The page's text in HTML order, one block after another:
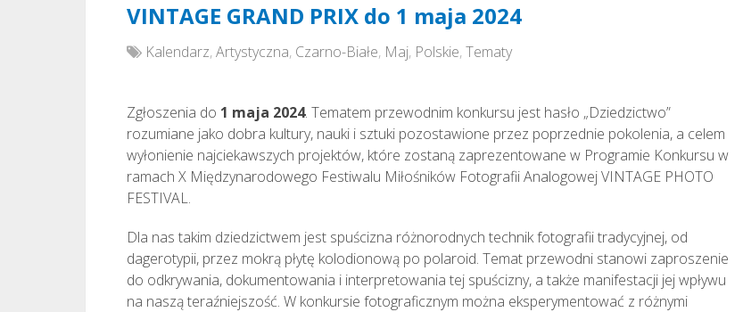
VINTAGE GRAND PRIX do 1 maja 2024
Kalendarz,Artystyczna, Czarno-Białe, Maj, Polskie,Tematy
Zgłoszenia do 1 maja 2024. Tematem przewodnim konkursu jest hasło „Dziedzictwo”
rozumiane jako dobra kultury, nauki i sztuki pozostawione przez poprzednie pokolenia, a celem
wyłonienie najciekawszych projektów, które zostaną zaprezentowane w Programie Konkursu w
ramach X Międzynarodowego Festiwalu Miłośników Fotografii Analogowej VINTAGE PHOTO
FESTIVAL.
Dla nas takim dziedzictwem jest spuścizna różnorodnych technik fotografii tradycyjnej, od
dagerotypii, przez mokrą płytę kolodionową po polaroid. Temat przewodni stanowi zaproszenie
do odkrywania, dokumentowania i interpretowania tej spuścizny, a także manifestacji jej wpływu
na naszą teraźniejszość. W konkursie fotograficznym można eksperymentować z różnymi